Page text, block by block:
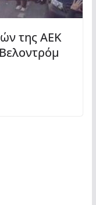
της ΑΕΚ